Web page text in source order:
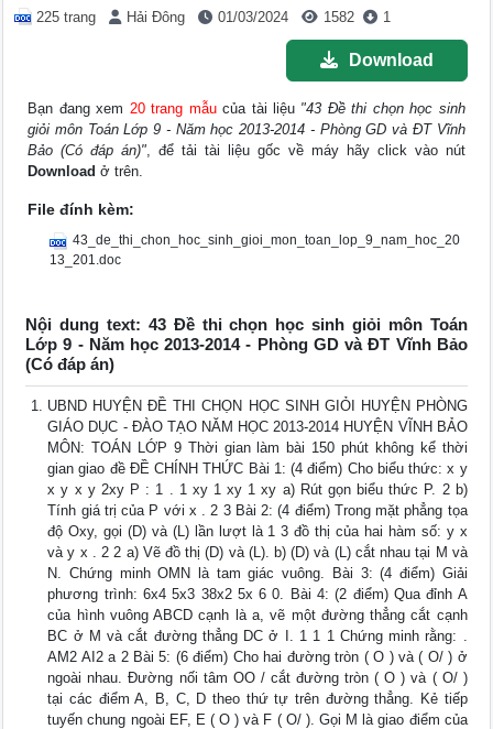
225 trang Hải Đông 01/03/2024 1582 1
Download
Bạn đang xem 20 trang mẫucủa tài liệu "43 Đề thi chọn học sinh
giỏi môn Toán Lớp 9 - Năm học 2013-2014 - Phòng GD và ĐT Vĩnh
Bảo (Có đáp án)", để tải tài liệu gốc về máy hãy click vào nút
Download ở trên.
File đính kèm:
43_de_thi_chon_hoc_sinh_gioi_mon_toan_lop_9_nam_hoc_20
13_201.doc
Nội dung text: 43 Đề thi chọn học sinh giỏi môn Toán
Lớp 9 - Năm học 2013-2014 - Phòng GD và ĐT Vĩnh Bảo
(Có đáp án)
UBND HUYỆN ĐỀ THI CHỌN HỌC SINH GIỎI HUYỆN PHÒNG
GIÁO DỤC - ĐÀO TẠO NĂM HỌC 2013-2014 HUYỆN VĨNH BẢO
MÔN: TOÁN LỚP 9 Thời gian làm bài 150 phút không kể thời
gian giao đề ĐỀ CHÍNH THỨC Bài 1: (4 điểm) Cho biểu thức: x y
x y x y 2xy P : 1 . 1 xy 1 xy 1 xy a) Rút gọn biểu thức P. 2 b)
Tính giá trị của P với x . 2 3 Bài 2: (4 điểm) Trong mặt phẳng tọa
độ Oxy, gọi (D) và (L) lần lượt là 1 3 đồ thị của hai hàm số: y x
và y x . 2 2 a) Vẽ đồ thị (D) và (L). b) (D) và (L) cắt nhau tại M và
N. Chứng minh OMN là tam giác vuông. Bài 3: (4 điểm) Giải
phương trình: 6x4 5x3 38x2 5x 6 0. Bài 4: (2 điểm) Qua đỉnh A
của hình vuông ABCD cạnh là a, vẽ một đường thẳng cắt cạnh
BC ở M và cắt đường thẳng DC ở I. 1 1 1 Chứng minh rằng: .
AM2 AI2 a 2 Bài 5: (6 điểm) Cho hai đường tròn ( O ) và ( O/ ) ở
ngoài nhau. Đường nối tâm OO / cắt đường tròn ( O ) và ( O/ )
tại các điểm A, B, C, D theo thứ tự trên đường thẳng. Kẻ tiếp
tuyến chung ngoài EF, E ( O ) và F ( O/ ). Gọi M là giao điểm của